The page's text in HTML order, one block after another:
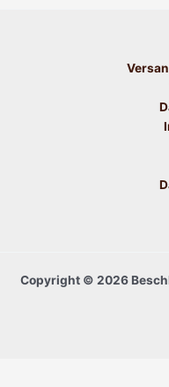
Copyright © 2026